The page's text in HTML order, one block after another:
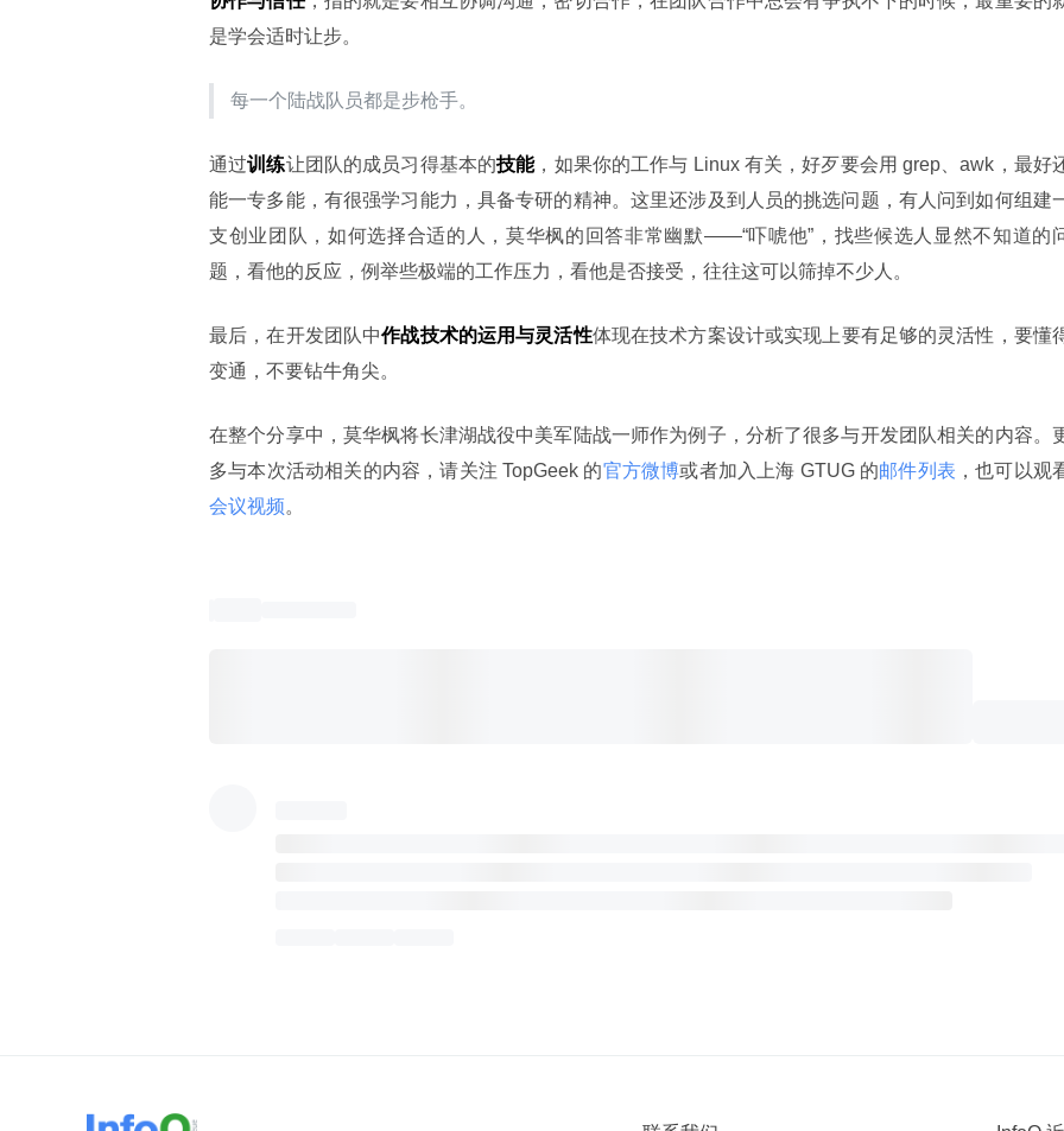
是学会适时让步。
每一个陆战队员都是步枪手。
通过训练让团队的成员习得基本的技能，如果你的工作与 Linux 有关，好歹要会用 grep、awk，最好
能一专多能，有很强学习能力，具备专研的精神。这里还涉及到人员的挑选问题，有人问到如何组建
支创业团队，如何选择合适的人，莫华枫的回答非常幽默——“吓唬他”，找些候选人显然不知道的
题，看他的反应，例举些极端的工作压力，看他是否接受，往往这可以筛掉不少人。
最后，在开发团队中作战技术的运用与灵活性体现在技术方案设计或实现上要有足够的灵活性，要懂
变通，不要钻牛角尖。
在整个分享中，莫华枫将长津湖战役中美军陆战一师作为例子，分析了很多与开发团队相关的内容。
多与本次活动相关的内容，请关注 TopGeek 的官方微博或者加入上海 GTUG 的邮件列表 ，也可以观
会议视频。